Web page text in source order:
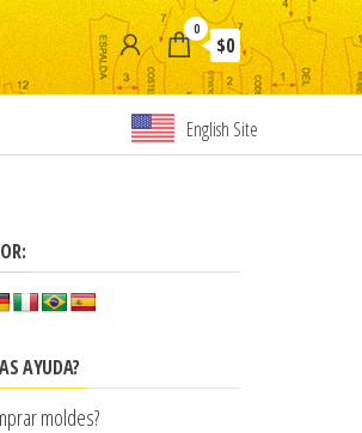
0
$0
English Site
AYUDA?
moldes?